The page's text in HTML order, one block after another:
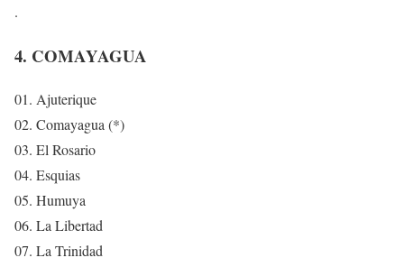
.
4. COMAYAGUA
01. Ajuterique
02. Comayagua (*)
03. El Rosario
04. Esquias
05. Humuya
06. La Libertad
07. La Trinidad